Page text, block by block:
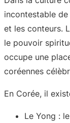
incontestable
et les conteurs.
le pouvoir
occupe une
coréennes
En Corée, il
Le Yong :